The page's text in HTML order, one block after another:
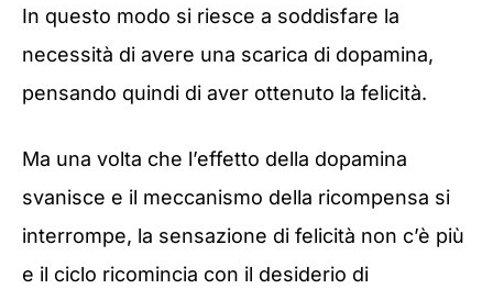
In questo modo si riesce a soddisfare la
necessità di avere una scarica di dopamina,
pensando quindi di aver ottenuto la felicità.
Ma una volta che l’effetto della dopamina
svanisce e il meccanismo della ricompensa si
interrompe, la sensazione di felicità non c’è più
e il ciclo ricomincia con il desiderio di